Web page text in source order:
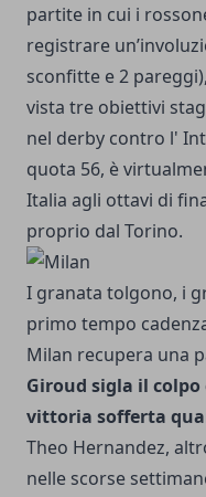
partite in cui i
registrare
sconfitte e 2
vista tre obiettivi
nel derby contro l'
quota 56, è
Italia agli ottavi di
proprio dal Torino.
I granata tolgono, i
primo tempo
Milan recupera una
Giroud sigla il
vittoria sofferta
Theo Hernandez,
nelle scorse